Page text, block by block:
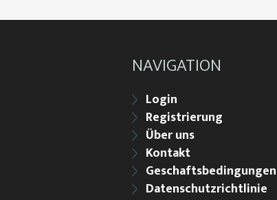
NAVIGATION
Login
Registrierung
Über uns
Kontakt
Geschaftsbedingungen
Datenschutzrichtlinie